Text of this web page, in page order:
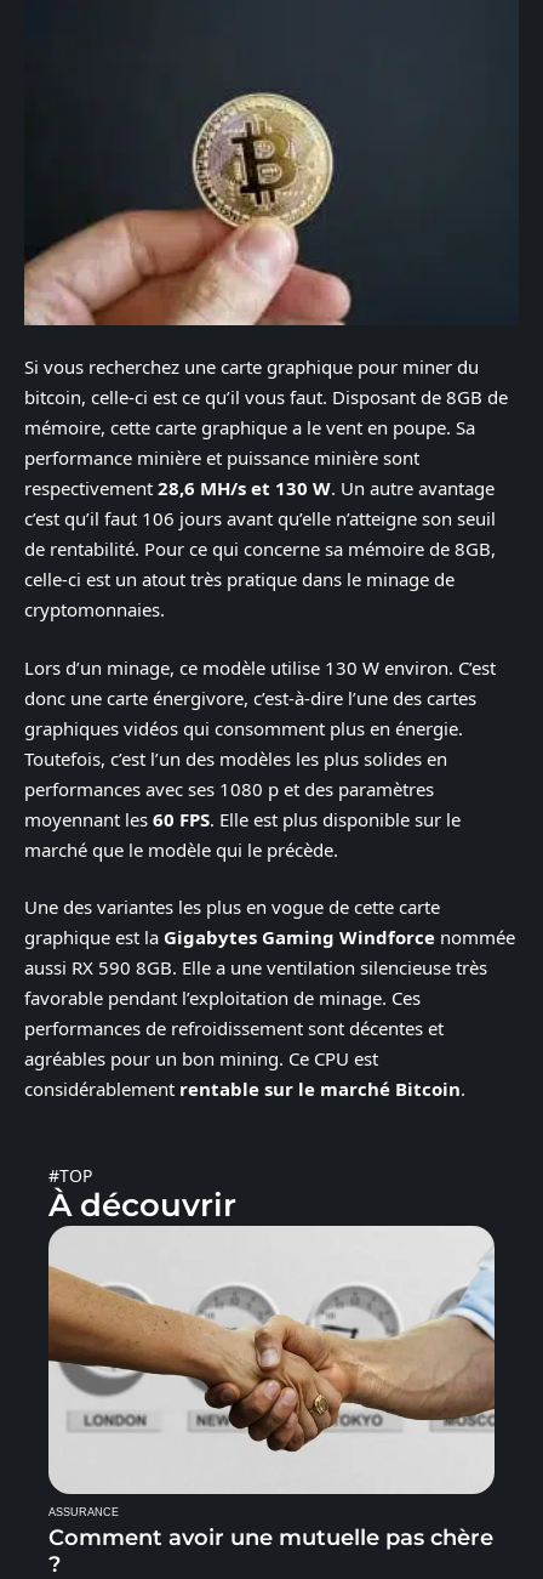
Si vous recherchez une carte graphique pour miner du
bitcoin, celle-ci est ce qu’il vous faut. Disposant de 8GB de
mémoire, cette carte graphique a le vent en poupe. Sa
performance minière et puissance minière sont
respectivement 28,6 MH/s et 130 W. Un autre avantage
c’est qu’il faut 106 jours avant qu’elle n’atteigne son seuil
de rentabilité. Pour ce qui concerne sa mémoire de 8GB,
celle-ci est un atout très pratique dans le minage de
cryptomonnaies.
Lors d’un minage, ce modèle utilise 130 W environ. C’est
donc une carte énergivore, c’est-à-dire l’une des cartes
graphiques vidéos qui consomment plus en énergie.
Toutefois, c’est l’un des modèles les plus solides en
performances avec ses 1080 p et des paramètres
moyennant les 60 FPS. Elle est plus disponible sur le
marché que le modèle qui le précède.
Une des variantes les plus en vogue de cette carte
graphique est la Gigabytes Gaming Windforce nommée
aussi RX 590 8GB. Elle a une ventilation silencieuse très
favorable pendant l’exploitation de minage. Ces
performances de refroidissement sont décentes et
agréables pour un bon mining. Ce CPU est
considérablement rentable sur le marché Bitcoin.
#TOP
À découvrir
ASSURANCE
Comment avoir une mutuelle pas chère
?